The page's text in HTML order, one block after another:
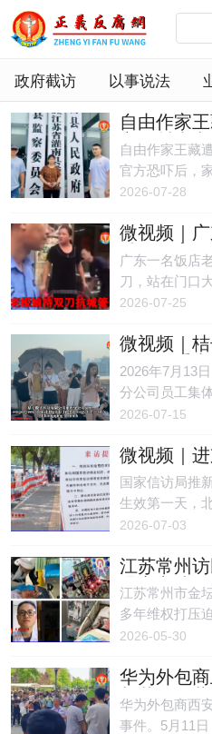
政府截访 以事说法
自由作家
亡，村支
自由作家王藏
官方恐吓后，
派人将遗体偷
2026-07-28
微视频｜
城管公安
广东一名饭店
刀，站在门口
围观，不敢上
2026-07-25
微视频｜
工资，重
2026年7月13
分公司员工集
·WORK重庆北
资，以及压低
2026-07-15
微视频｜
信访新规
群“清空”
国家信访局推
生效第一天，
走。网民纷纷
2026-07-03
江苏常州
爆官方拟
江苏常州市金
多年维权打压
丈夫杨国良在
疗也受到官方
儿杨彩英表示
划！”
2026-05-30
华为外包
相裁员黑幕
华为外包商西
事件。5月11